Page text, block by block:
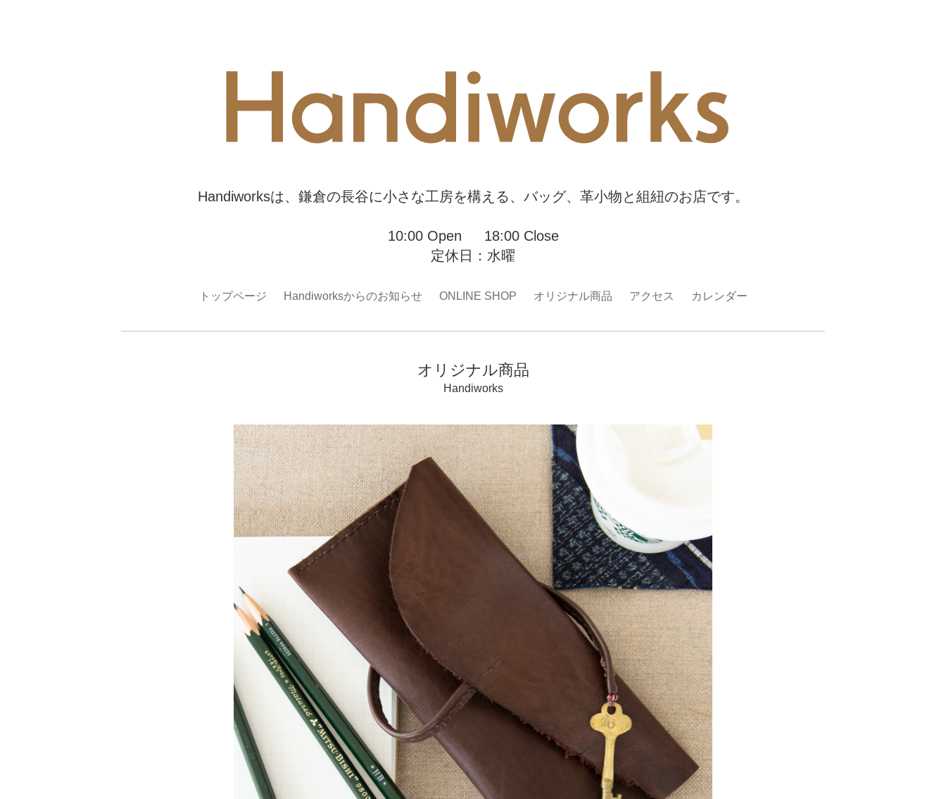
Handiworksは、鎌倉の長谷に小さな工房を構える、バッグ、革小物と組紐のお店です。
10:00 Open 18:00 Close
定休日：水曜
トップページ Handiworksからのお知らせ ONLINE SHOP オリジナル商品 アクセス カレンダー
オリジナル商品
Handiworks